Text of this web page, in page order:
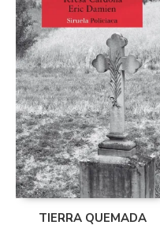
TIERRA QUEMADA